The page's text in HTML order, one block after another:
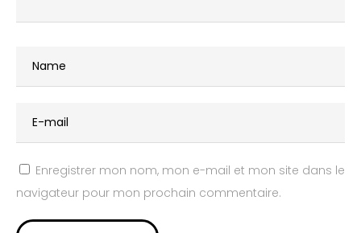
Enregistrer mon nom, mon e-mail et mon site dans le
navigateur pour mon prochain commentaire.